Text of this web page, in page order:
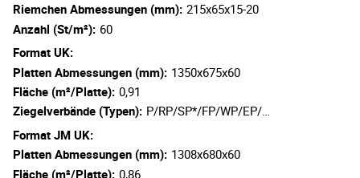
Riemchen Abmessungen (mm): 215x65x15-20
Anzahl (St/m²): 60
Format UK:
Platten Abmessungen (mm): 1350x675x60
Fläche (m²/Platte): 0,91
Ziegelverbände (Typen): P/RP/SP*/FP/WP/EP/…
Format JM UK:
Platten Abmessungen (mm): 1308x680x60
Fläche (m²/Platte): 0,86